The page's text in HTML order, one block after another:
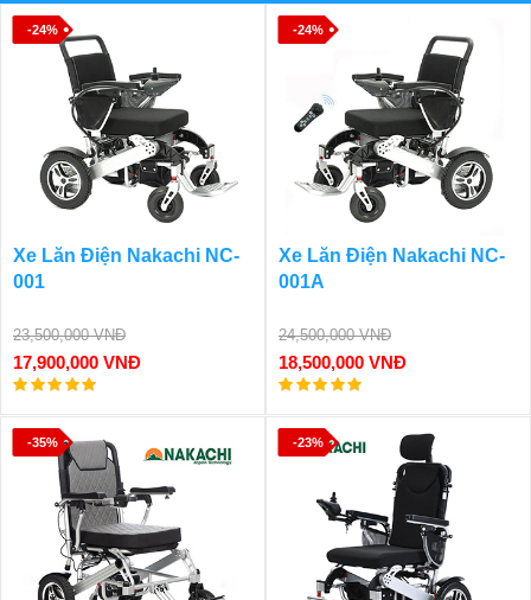
-24%
Xe Lăn Điện Nakachi NC-
001
23,500,000 VNĐ
17,900,000 VNĐ
-24%
Xe Lăn Điện Nakachi NC-
001A
24,500,000 VNĐ
18,500,000 VNĐ
-35% -23%